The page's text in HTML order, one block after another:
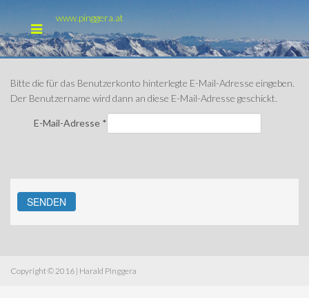
www.pinggera.at
Bitte die für das Benutzerkonto hinterlegte E-Mail-Adresse eingeben.
Der Benutzername wird dann an diese E-Mail-Adresse geschickt.
E-Mail-Adresse *
SENDEN
Copyright © 2016 | Harald Pinggera